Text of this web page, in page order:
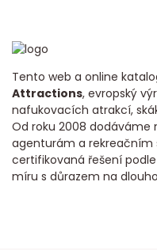
Tento web a online
Attractions, evropský
nafukovacích atrakcí,
Od roku 2008
agenturám a rekreačním
certifikovaná řešení podle
míru s důrazem na